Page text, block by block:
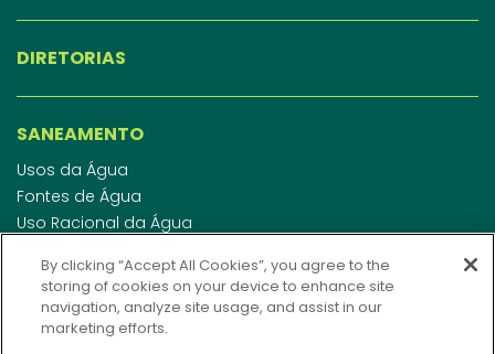
DIRETORIAS
SANEAMENTO
Usos da Água
Fontes de Água
Uso Racional da Água
Esgotamento Sanitário
Regulamento de Água e Esgoto
Indicadores de qualidade da água
By clicking “Accept All Cookies”, you agree to the
storing of cookies on your device to enhance site
navigation, analyze site usage, and assist in our
marketing efforts.